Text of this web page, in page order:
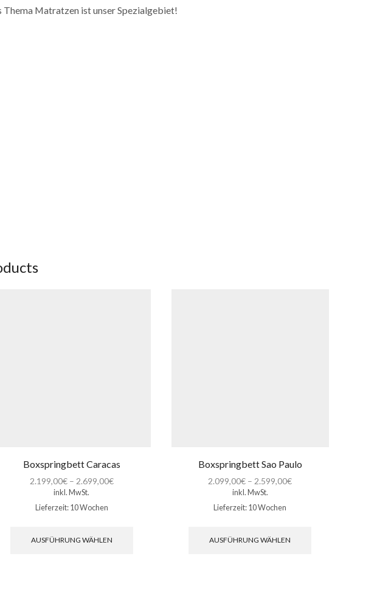
Thema Matratzen ist unser Spezialgebiet!
Boxspringbett Caracas
2.199,00€– 2.699,00€
inkl. MwSt.
Lieferzeit: 10 Wochen
AUSFÜHRUNG WÄHLEN
Boxspringbett Sao Paulo
2.099,00€ – 2.599,00€
inkl. MwSt.
Lieferzeit: 10 Wochen
AUSFÜHRUNG WÄHLEN